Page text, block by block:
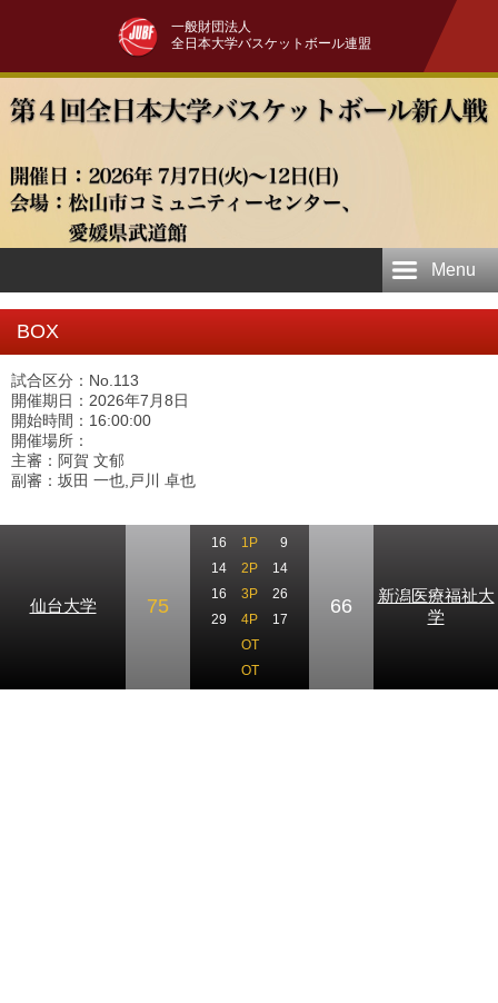
一般財団法人
全日本大学バスケットボール連盟
Menu
BOX
試合区分：No.113
開催期日：2026年7月8日
開始時間：16:00:00
開催場所：
主審：阿賀 文郁
副審：坂田 一也,戸川 卓也
仙台大学 75
16 1P
9
14
2P
14
16
3P
26
29
4P
17
OT
OT
66
新潟医療福祉大
学